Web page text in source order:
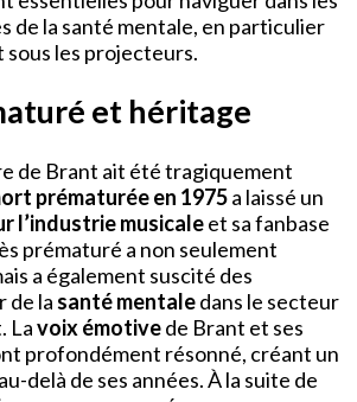
de la santé mentale, en particulier
sous les projecteurs.
et héritage
de Brant ait été tragiquement
prématurée en 1975a laissé un
l’industrie musicaleet sa fanbase
prématuré a non seulement
a également suscité des
de la santé mentaledans le secteur
Lavoix émotivede Brant et ses
profondément résonné, créant un
delà de ses années. À la suite de